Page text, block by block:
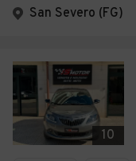
San Severo (FG)
10